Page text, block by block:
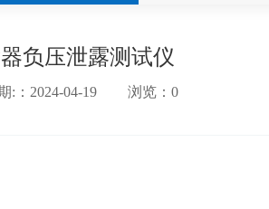
负压泄露测试仪
:：2024-04-19 浏览： 0